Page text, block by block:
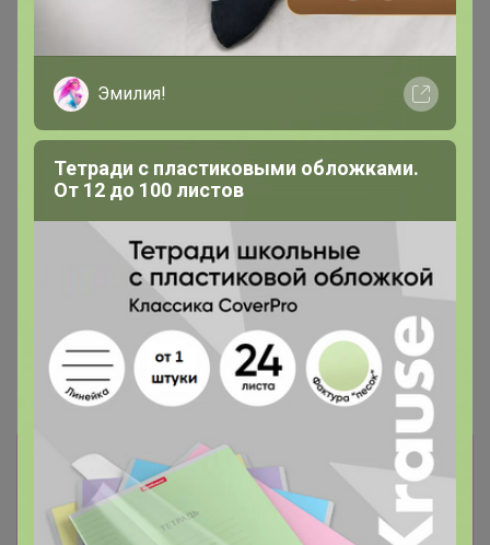
Информация о заказах доступна
лишь членам клуба
Показать
Эмилия!
Тетради с пластиковыми обложками.
От 12 до 100 листов